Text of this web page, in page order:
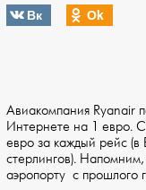
Вк
Оk
Авиакомпания Ryanair
Интернете на 1 евро.
евро за каждый рейс
стерлингов).
аэропорту с прошлого